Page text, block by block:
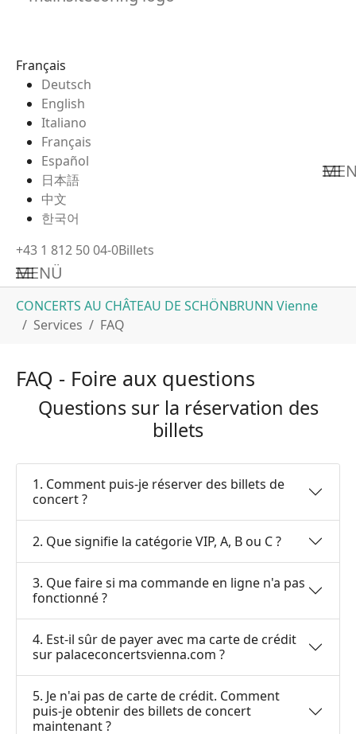
Français
Deutsch
English
Italiano
Français
Español
日本語
中文
한국어
+43 1 812 50 04-0Billets
MENÜ
Aller au contenu principal
CONCERTS AU CHÂTEAU DE SCHÖNBRUNN Vienne
Services
FAQ
FAQ - Foire aux questions
Questions sur la réservation des
billets
1. Comment puis-je réserver des billets de
concert ?
2. Que signifie la catégorie VIP, A, B ou C ?
3. Que faire si ma commande en ligne n'a pas
fonctionné ?
4. Est-il sûr de payer avec ma carte de crédit
sur palaceconcertsvienna.com ?
5. Je n'ai pas de carte de crédit. Comment
puis-je obtenir des billets de concert
maintenant ?